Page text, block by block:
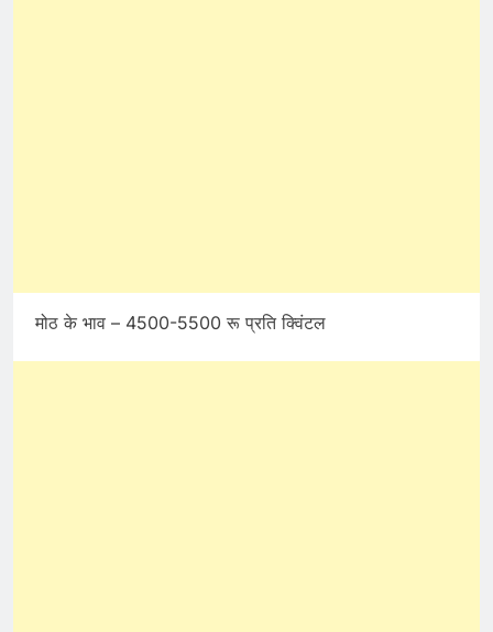
मोठ के भाव – 4500-5500 रू प्रति क्विंटल